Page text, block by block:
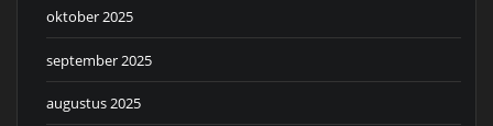
oktober 2025
september 2025
augustus 2025